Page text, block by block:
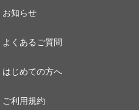
お知らせ
よくあるご質問
はじめての方へ
ご利用規約